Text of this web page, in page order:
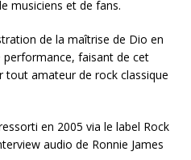
musiciens et de fans.
de la maîtrise de Dio en
faisant de cet
amateur de rock classique
en 2005 via le label Rock
audio de Ronnie James